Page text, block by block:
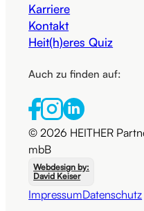
Karriere
Kontakt
Heit(h)eres Quiz
Auch zu finden auf:
© 2026 HEITHER
mbB
ImpressumDatenschutz
Webdesign by:
David Keiser